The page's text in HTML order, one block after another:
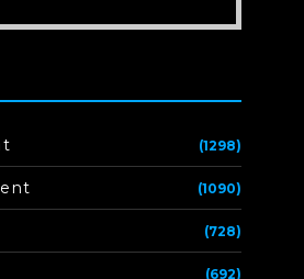
(1298)
(1090)
(728)
(692)